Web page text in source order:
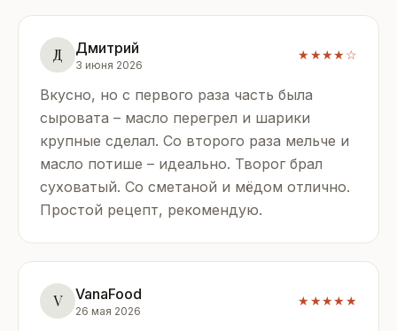
Д Дмитрий
3 июня 2026
★★★★☆
Вкусно, но с первого раза часть была
сыровата – масло перегрел и шарики
крупные сделал. Со второго раза мельче и
масло потише – идеально. Творог брал
суховатый. Со сметаной и мёдом отлично.
Простой рецепт, рекомендую.
V VanaFood
26 мая 2026
★★★★★